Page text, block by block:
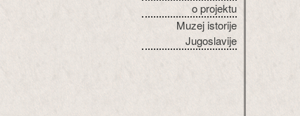
o projektu
Muzej istorije
Jugoslavije